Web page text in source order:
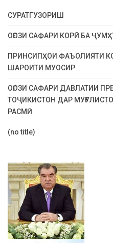
СУРАТГУЗОРИШ
ОҒОЗИ САФАРИ КОРӢ БА
ПРИНСИПҲОИ ФАЪОЛИЯТИ
ШАРОИТИ МУОСИР
ОҒОЗИ САФАРИ ДАВЛАТИИ
ТОҶИКИСТОН ДАР
РАСМӢ
(no title)